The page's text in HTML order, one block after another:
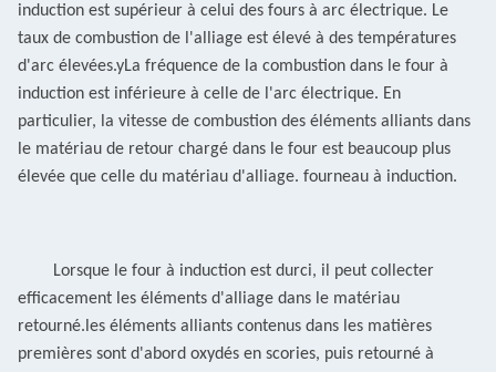
induction est supérieur à celui des fours à arc électrique. Le
taux de combustion de l'alliage est élevé à des températures
d'arc élevées.yLa fréquence de la combustion dans le four à
induction est inférieure à celle de l'arc électrique. En
particulier, la vitesse de combustion des éléments alliants dans
le matériau de retour chargé dans le four est beaucoup plus
élevée que celle du matériau d'alliage. fourneau à induction.
Lorsque le four à induction est durci, il peut collecter
efficacement les éléments d'alliage dans le matériau
retourné.les éléments alliants contenus dans les matières
premières sont d'abord oxydés en scories, puis retourné à